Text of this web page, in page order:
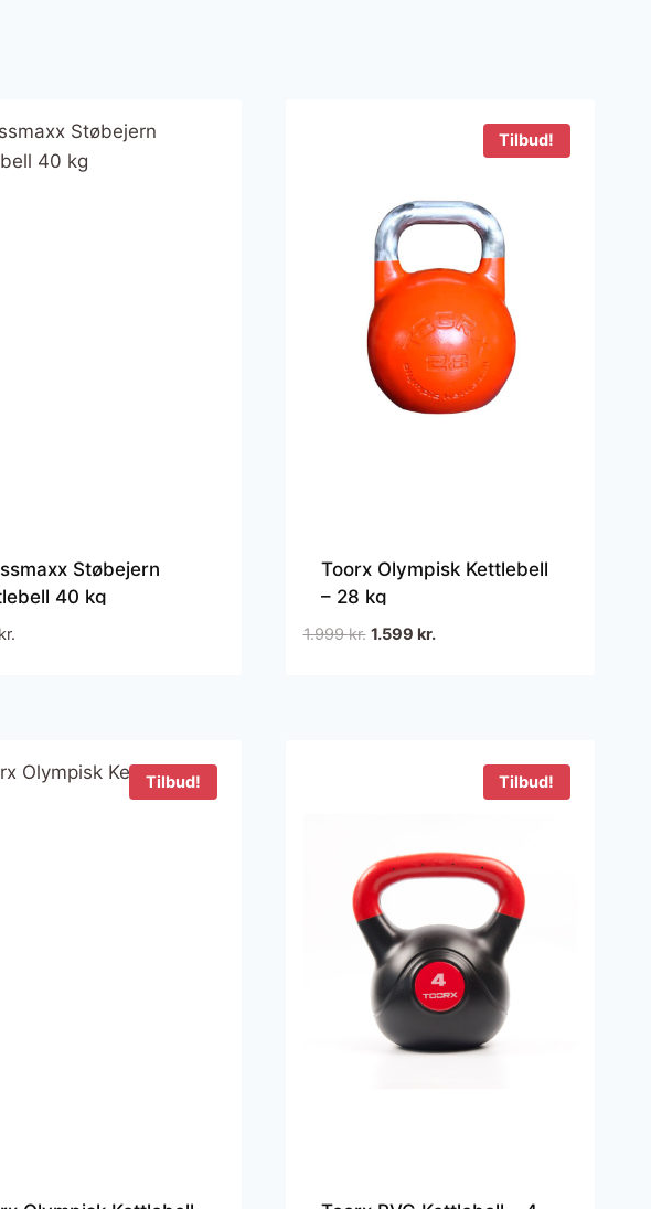
Støbejern
40 kg
kr.
Tilbud!
Toorx Olympisk Kettlebell
– 28 kg
1.999kr. Den
1.599 kr.Den
Tilbud! Tilbud!